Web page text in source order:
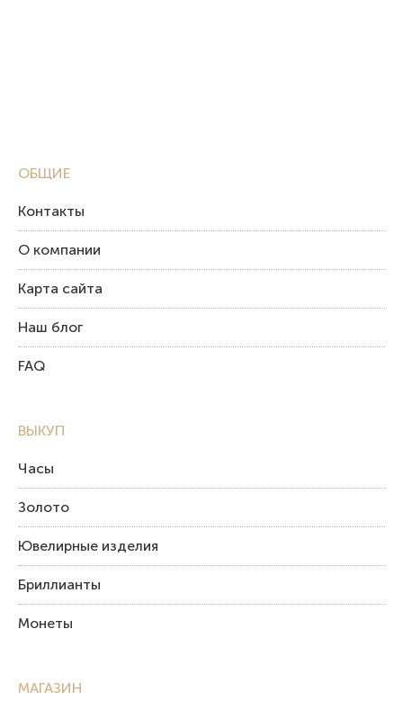
ОБЩИЕ
Контакты
О компании
Карта сайта
Наш блог
FAQ
ВЫКУП
Часы
Золото
Ювелирные изделия
Бриллианты
Монеты
МАГАЗИН